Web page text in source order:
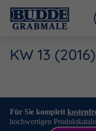
KW 13 (2016)
Für Sie komplett
hochwertigen